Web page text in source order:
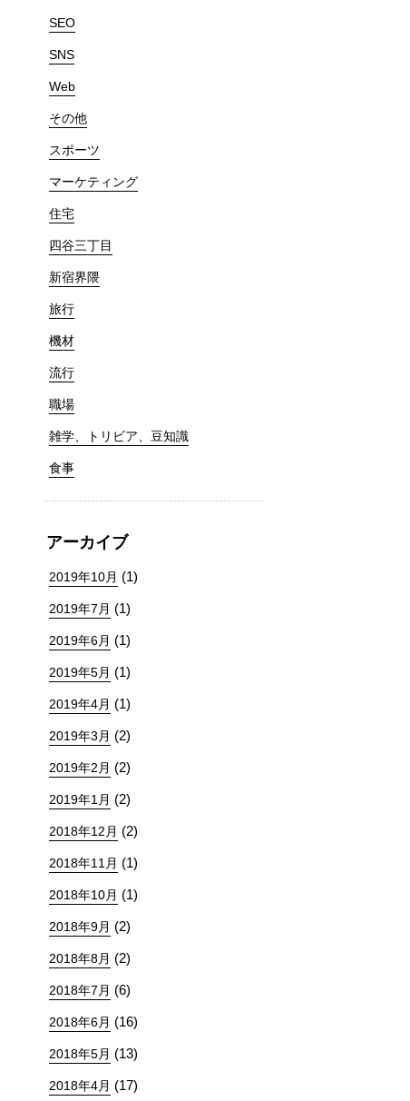
SEO
SNS
Web
その他
スポーツ
マーケティング
住宅
四谷三丁目
新宿界隈
旅行
機材
流行
職場
雑学、トリビア、豆知識
食事
アーカイブ
2019年10月 (1)
2019年7月 (1)
2019年6月 (1)
2019年5月 (1)
2019年4月 (1)
2019年3月 (2)
2019年2月 (2)
2019年1月 (2)
2018年12月 (2)
2018年11月 (1)
2018年10月 (1)
2018年9月 (2)
2018年8月 (2)
2018年7月 (6)
2018年6月 (16)
2018年5月 (13)
2018年4月 (17)